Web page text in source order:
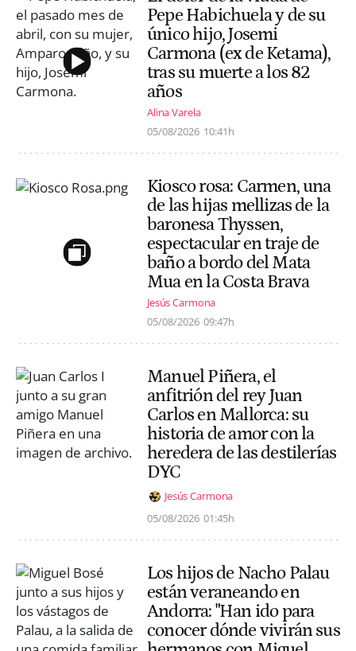
Pepe Habichuela y de su
único hijo, Josemi
Carmona (ex de Ketama),
tras su muerte a los 82
años
Alina Varela
05/08/2026 10:41h
Kiosco rosa: Carmen, una
de las hijas mellizas de la
baronesa Thyssen,
espectacular en traje de
baño a bordo del Mata
Mua en la Costa Brava
Jesús Carmona
05/08/2026 09:47h
Manuel Piñera, el
anfitrión del rey Juan
Carlos en Mallorca: su
historia de amor con la
heredera de las destilerías
DYC
Jesús Carmona
05/08/2026 01:45h
Los hijos de Nacho Palau
están veraneando en
Andorra: "Han ido para
conocer dónde vivirán sus